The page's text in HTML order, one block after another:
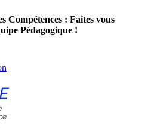
Compétences : Faites vous
Pédagogique !